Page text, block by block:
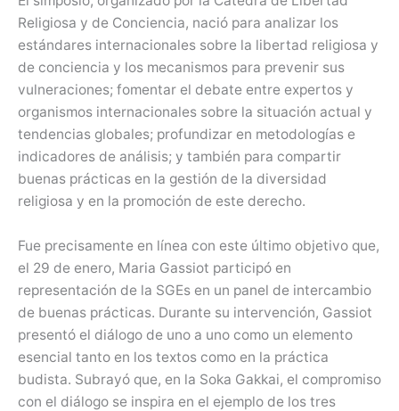
Religiosa y de Conciencia, nació para analizar los
estándares internacionales sobre la libertad religiosa y
de conciencia y los mecanismos para prevenir sus
vulneraciones; fomentar el debate entre expertos y
organismos internacionales sobre la situación actual y
tendencias globales; profundizar en metodologías e
indicadores de análisis; y también para compartir
buenas prácticas en la gestión de la diversidad
religiosa y en la promoción de este derecho.
Fue precisamente en línea con este último objetivo que,
el 29 de enero, Maria Gassiot participó en
representación de la SGEs en un panel de intercambio
de buenas prácticas. Durante su intervención, Gassiot
presentó el diálogo de uno a uno como un elemento
esencial tanto en los textos como en la práctica
budista. Subrayó que, en la Soka Gakkai, el compromiso
con el diálogo se inspira en el ejemplo de los tres